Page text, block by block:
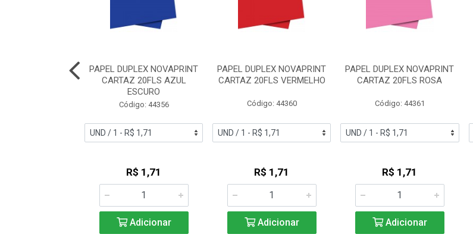
NOVAPRINT
PAPEL DUPLEX NOVAPRINT
CARTAZ 20FLS AZUL
ESCURO
Código: 44356
R$ 1,71
Adicionar
PAPEL DUPLEX NOVAPRINT
CARTAZ 20FLS VERMELHO
Código: 44360
R$ 1,71
Adicionar
PAPEL DUPLEX NOVAPRINT
CARTAZ 20FLS ROSA
Código: 44361
R$ 1,71
Adicionar